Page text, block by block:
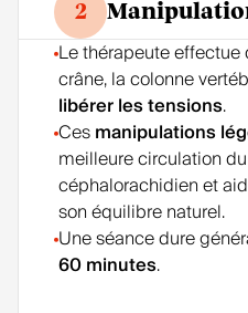
2
Le thérapeute
crâne, la colonne
libérer les tensions.
Cesmanipulations
meilleure circulation
céphalorachidien et
son équilibre naturel.
Une séance dure
60 minutes.